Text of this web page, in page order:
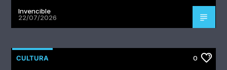
Invencible
22/07/2026
CULTURA 0